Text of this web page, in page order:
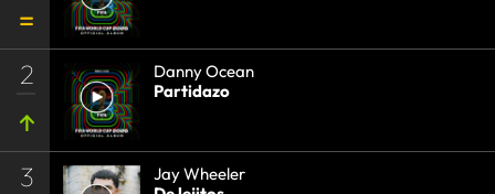
2
Danny Ocean
Partidazo
3
Jay Wheeler